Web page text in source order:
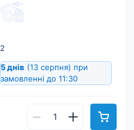
2
5 днів (13 серпня) при
замовленні до 11:30